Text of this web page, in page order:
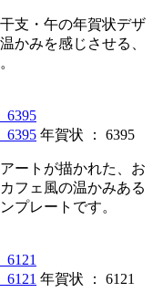
支・午の年賀状デザ
かみを感じさせる、
年賀状 ： 6395
ートが描かれた、お
フェ風の温かみある
プレートです。
年賀状 ： 6121